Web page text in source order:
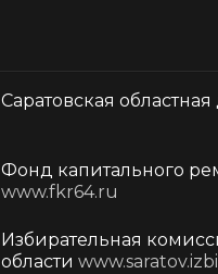
Саратовская
Фонд капитального
www.fkr64.ru
Избирательная
области